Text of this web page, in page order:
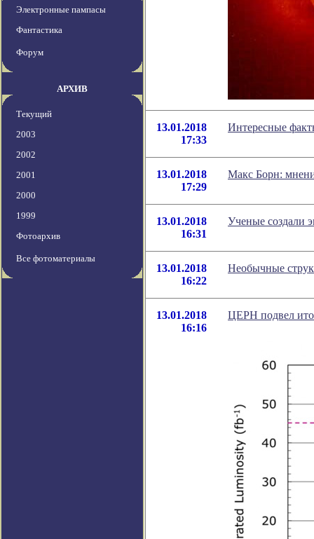
Электронные пампасы
Фантастика
Форум
АРХИВ
Текущий
2003
2002
2001
2000
1999
Фотоархив
Все фотоматериалы
13.01.2018
17:33
Интересные
13.01.2018
17:29
Макс Борн:
13.01.2018
16:31
Ученые создали
13.01.2018
16:22
Необычные
13.01.2018
16:16
ЦЕРН подвел